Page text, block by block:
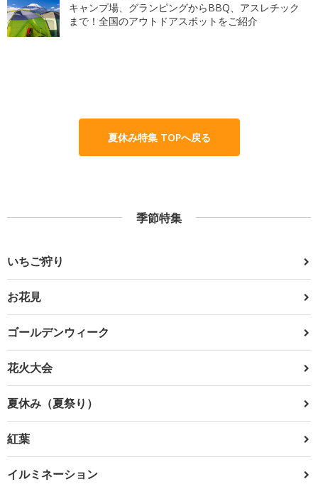
キャンプ場、グランピングからBBQ、アスレチック
まで！全国のアウトドアスポットをご紹介
夏休み特集 TOPへ戻る
季節特集
いちご狩り
お花見
ゴールデンウィーク
花火大会
夏休み（夏祭り）
紅葉
イルミネーション